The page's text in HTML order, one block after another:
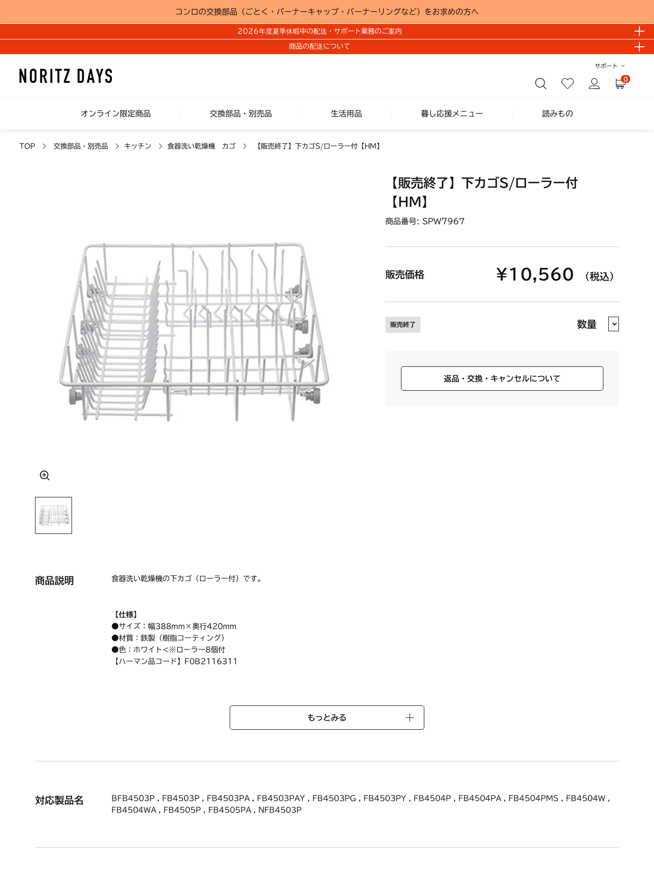
コンロの交換部品（ごとく・バーナーキャップ・バーナーリングなど）をお求めの方へ
2026年度夏季休暇中の配送・サポート業務のご案内
商品の配送について
サポート
0
オンライン限定商品 交換部品・別売品 生活用品 暮し応援メニュー 読みもの
TOP 交換部品・別売品 キッチン 食器洗い乾燥機 カゴ 【販売終了】下カゴS/ローラー付【HM】
【販売終了】下カゴS/ローラー付
【HM】
商品番号: SPW7967
販売価格 ¥10,560 （税込）
販売終了 数量
返品・交換・キャンセルについて
商品説明 食器洗い乾燥機の下カゴ（ローラー付）です。
【仕様】
●サイズ：幅388mm×奥行420mm
●材質：鉄製（樹脂コーティング）
●色：ホワイト<※ローラー8個付
【ハーマン品コード】F0B2116311
必ずご使用の食器洗い乾燥機の品番を確認の上、検索の上、ご購入ください
もっとみる
対応製品名
BFB4503P , FB4503P , FB4503PA , FB4503PAY , FB4503PG , FB4503PY , FB4504P , FB4504PA , FB4504PMS , FB4504W ,
FB4504WA , FB4505P , FB4505PA , NFB4503P